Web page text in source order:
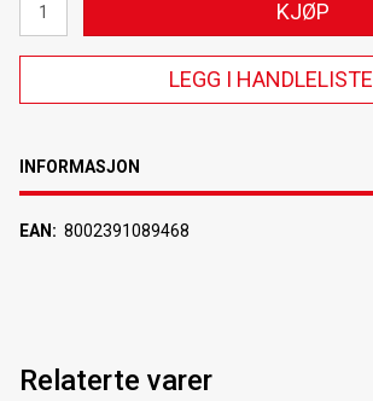
KJØP
LEGG I HANDLELISTE
INFORMASJON
EAN 8002391089468
Relaterte varer